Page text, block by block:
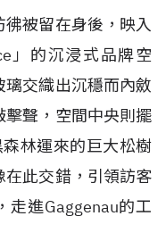
被留在身後，映入
」的沉浸式品牌空
交織出沉穩而內斂
聲，空間中央則擺
林運來的巨大松樹
此交錯，引領訪客
走進Gaggenau的工